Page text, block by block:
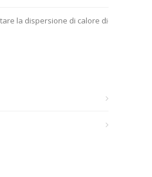
la dispersione di calore di